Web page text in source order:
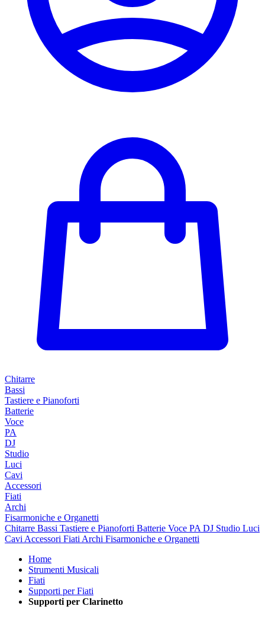
Chitarre
Bassi
Tastiere e Pianoforti
Batterie
Voce
PA
DJ
Studio
Luci
Cavi
Accessori
Fiati
Archi
Fisarmoniche e Organetti
Chitarre Bassi Tastiere e Pianoforti Batterie Voce PA DJ Studio Luci
Cavi Accessori Fiati Archi Fisarmoniche e Organetti
Home
Strumenti Musicali
Fiati
Supporti per Fiati
Supporti per Clarinetto